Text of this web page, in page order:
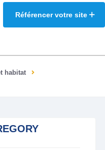
Référencer votre site
habitat